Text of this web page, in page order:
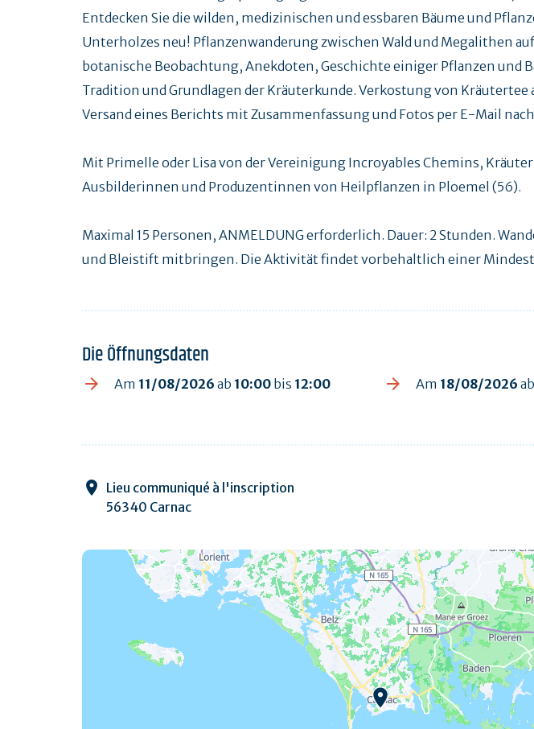
Entdecken Sie die wilden, medizinischen und essbaren Bäume und
Unterholzes neu! Pflanzenwanderung zwischen Wald und Megalithen
botanische Beobachtung, Anekdoten, Geschichte einiger Pflanzen und
Tradition und Grundlagen der Kräuterkunde. Verkostung von Kräutertee
Versand eines Berichts mit Zusammenfassung und Fotos per E-Mail
Mit Primelle oder Lisa von der Vereinigung Incroyables Chemins,
Ausbilderinnen und Produzentinnen von Heilpflanzen in Ploemel (56).
Maximal 15 Personen, ANMELDUNG erforderlich. Dauer: 2 Stunden.
und Bleistift mitbringen. Die Aktivität findet vorbehaltlich einer
Die Öffnungsdaten
Am 11/08/2026 ab 10:00 bis 12:00 Am 18/08/2026 ab
Lieu communiqué à l'inscription
56340 Carnac